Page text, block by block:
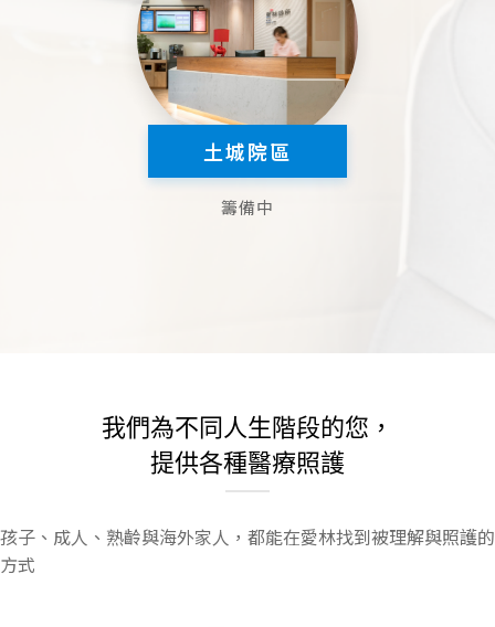
土城院區
籌備中
我們為不同人生階段的您，
提供各種醫療照護
孩子、成人、熟齡與海外家人，都能在愛林找到被理解與照護的
方式